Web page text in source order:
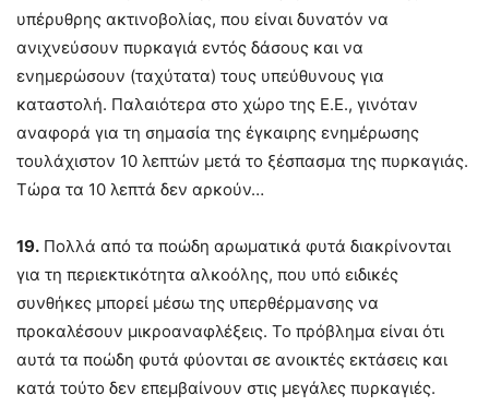
υπέρυθρης ακτινοβολίας, που είναι δυνατόν να
ανιχνεύσουν πυρκαγιά εντός δάσους και να
ενημερώσουν (ταχύτατα) τους υπεύθυνους για
καταστολή. Παλαιότερα στο χώρο της Ε.Ε., γινόταν
αναφορά για τη σημασία της έγκαιρης ενημέρωσης
τουλάχιστον 10 λεπτών μετά το ξέσπασμα της πυρκαγιάς.
Τώρα τα 10 λεπτά δεν αρκούν…
19. Πολλά από τα ποώδη αρωματικά φυτά διακρίνονται
για τη περιεκτικότητα αλκοόλης, που υπό ειδικές
συνθήκες μπορεί μέσω της υπερθέρμανσης να
προκαλέσουν μικροαναφλέξεις. Το πρόβλημα είναι ότι
αυτά τα ποώδη φυτά φύονται σε ανοικτές εκτάσεις και
κατά τούτο δεν επεμβαίνουν στις μεγάλες πυρκαγιές.